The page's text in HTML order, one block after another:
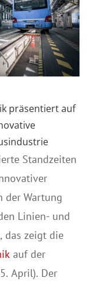
präsentiert auf
Standzeiten
der Wartung
Linien- und
das zeigt die
auf der
April). Der